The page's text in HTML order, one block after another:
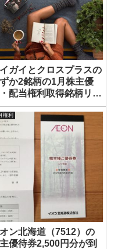
ガイとクロスプラスの
か2銘柄の1月株主優
配当権利取得銘柄リス
す
権利
ン北海道（7512）の
優待券2,500円分が到